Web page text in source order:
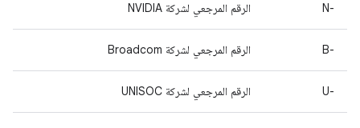
‫N-‎ الرقم المرجعي لشركة NVIDIA
B-‎ الرقم المرجعي لشركة Broadcom
U-‎ الرقم المرجعي لشركة UNISOC